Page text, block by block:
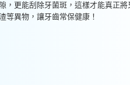
，更能刮除牙菌斑，這樣才能真正將
等異物，讓牙齒常保健康！